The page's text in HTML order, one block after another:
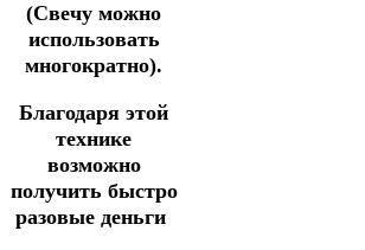
(Свечу можно
использовать
многократно).
Благодаря этой
технике
возможно
получить быстро
разовые деньги